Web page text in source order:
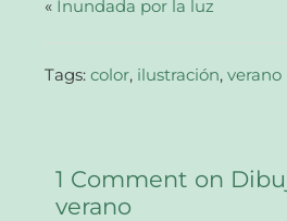
« Inundada por la luz
Tags:color, ilustración,verano
1 Comment on
verano